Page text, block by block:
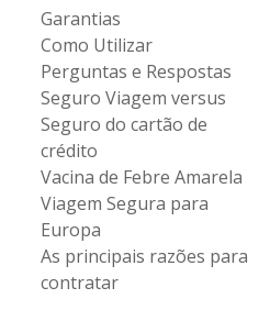
Garantias
Como Utilizar
Perguntas e Respostas
Seguro Viagem versus
Seguro do cartão de
crédito
Vacina de Febre Amarela
Viagem Segura para
Europa
As principais razões para
contratar